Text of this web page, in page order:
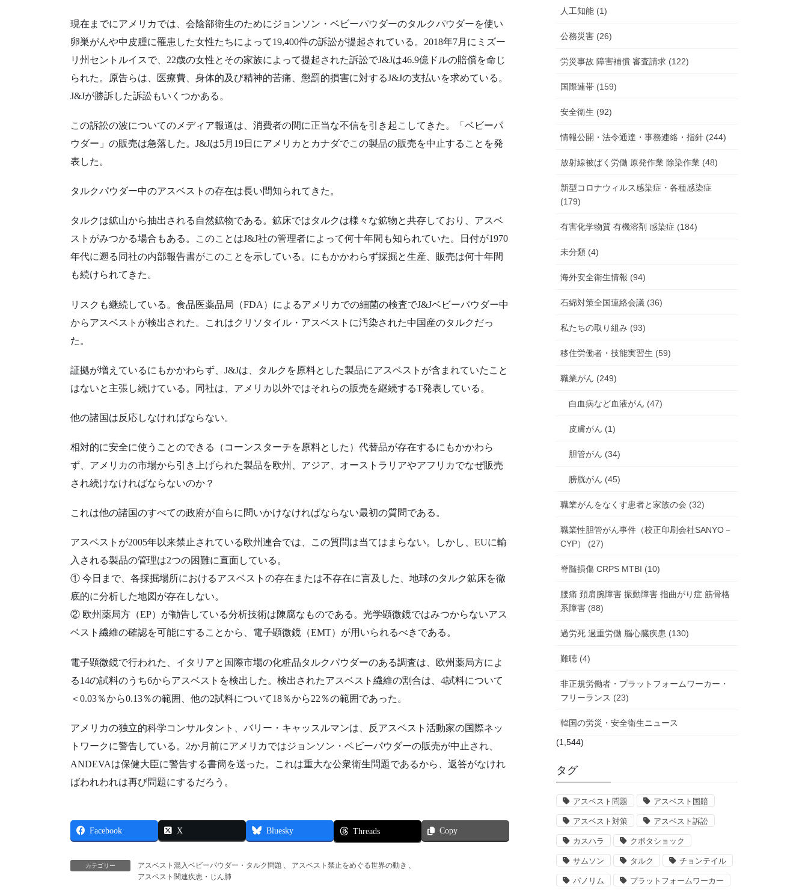
現在までにアメリカでは、会陰部衛生のためにジョンソン・ベビーパウダーのタルクパウダーを使い
卵巣がんや中皮腫に罹患した女性たちによって19,400件の訴訟が提起されている。2018年7月にミズー
リ州セントルイスで、22歳の女性とその家族によって提起された訴訟でJ&Jは46.9億ドルの賠償を命じ
られた。原告らは、医療費、身体的及び精神的苦痛、懲罰的損害に対するJ&Jの支払いを求めている。
J&Jが勝訴した訴訟もいくつかある。
この訴訟の波についてのメディア報道は、消費者の間に正当な不信を引き起こしてきた。「ベビーパ
ウダー」の販売は急落した。J&Jは5月19日にアメリカとカナダでこの製品の販売を中止することを発
表した。
タルクパウダー中のアスベストの存在は長い間知られてきた。
タルクは鉱山から抽出される自然鉱物である。鉱床ではタルクは様々な鉱物と共存しており、アスベ
ストがみつかる場合もある。このことはJ&J社の管理者によって何十年間も知られていた。日付が1970
年代に遡る同社の内部報告書がこのことを示している。にもかかわらず採掘と生産、販売は何十年間
も続けられてきた。
リスクも継続している。食品医薬品局（FDA）によるアメリカでの細菌の検査でJ&Jベビーパウダー中
からアスベストが検出された。これはクリソタイル・アスベストに汚染された中国産のタルクだっ
た。
証拠が増えているにもかかわらず、J&Jは、タルクを原料とした製品にアスベストが含まれていたこと
はないと主張し続けている。同社は、アメリカ以外ではそれらの販売を継続するT発表している。
他の諸国は反応しなければならない。
相対的に安全に使うことのできる（コーンスターチを原料とした）代替品が存在するにもかかわら
ず、アメリカの市場から引き上げられた製品を欧州、アジア、オーストラリアやアフリカでなぜ販売
され続けなければならないのか？
これは他の諸国のすべての政府が自らに問いかけなければならない最初の質問である。
アスベストが2005年以来禁止されている欧州連合では、この質問は当てはまらない。しかし、EUに輸
入される製品の管理は2つの困難に直面している。
① 今日まで、各採掘場所におけるアスベストの存在または不存在に言及した、地球のタルク鉱床を徹
底的に分析した地図が存在しない。
② 欧州薬局方（EP）が勧告している分析技術は陳腐なものである。光学顕微鏡ではみつからないアス
ベスト繊維の確認を可能にすることから、電子顕微鏡（EMT）が用いられるべきである。
電子顕微鏡で行われた、イタリアと国際市場の化粧品タルクパウダーのある調査は、欧州薬局方によ
る14の試料のうち6からアスベストを検出した。検出されたアスベスト繊維の割合は、4試料について
＜0.03％から0.13％の範囲、他の2試料について18％から22％の範囲であった。
アメリカの独立的科学コンサルタント、バリー・キャッスルマンは、反アスベスト活動家の国際ネッ
トワークに警告している。2か月前にアメリカではジョンソン・ベビーパウダーの販売が中止され、
ANDEVAは保健大臣に警告する書簡を送った。これは重大な公衆衛生問題であるから、返答がなけれ
ばわれわれは再び問題にするだろう。
Facebook X Bluesky Threads Copy
カテゴリー アスベスト混入ベビーパウダー・タルク問題 、 アスベスト禁止をめぐる世界の動き 、
アスベスト関連疾患・じん肺
人工知能 (1)
公務災害 (26)
労災事故 障害補償 審査請求 (122)
国際連帯 (159)
安全衛生 (92)
情報公開・法令通達・事務連絡・指針 (244)
放射線被ばく労働 原発作業 除染作業 (48)
新型コロナウィルス感染症・各種感染症
(179)
有害化学物質 有機溶剤 感染症 (184)
未分類 (4)
海外安全衛生情報 (94)
石綿対策全国連絡会議 (36)
私たちの取り組み (93)
移住労働者・技能実習生 (59)
職業がん (249)
白血病など血液がん (47)
皮膚がん (1)
胆管がん (34)
膀胱がん (45)
職業がんをなくす患者と家族の会 (32)
職業性胆管がん事件（校正印刷会社SANYO－
CYP） (27)
脊髄損傷 CRPS MTBI (10)
腰痛 頚肩腕障害 振動障害 指曲がり症 筋骨格
系障害 (88)
過労死 過重労働 脳心臓疾患 (130)
難聴 (4)
非正規労働者・プラットフォームワーカー・
フリーランス (23)
韓国の労災・安全衛生ニュース
(1,544)
タグ
アスベスト問題 アスベスト国賠
アスベスト対策 アスベスト訴訟
カスハラ クボタショック
サムソン タルク チョンテイル
パノリム プラットフォームワーカー